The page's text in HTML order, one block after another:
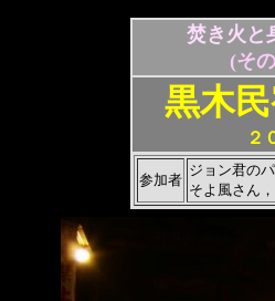
焚き火と
(そ
黒木
２
参加者
ジョン君の
そよ風さん